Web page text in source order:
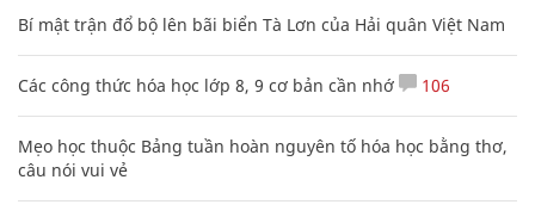
Bí mật trận đổ bộ lên bãi biển Tà Lơn của Hải quân Việt Nam
Các công thức hóa học lớp 8, 9 cơ bản cần nhớ 106
Mẹo học thuộc Bảng tuần hoàn nguyên tố hóa học bằng thơ,
câu nói vui vẻ